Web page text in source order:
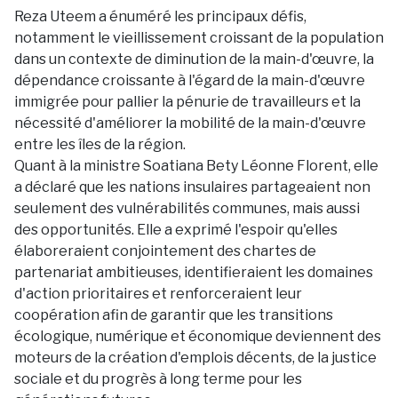
Reza Uteem a énuméré les principaux défis,
notamment le vieillissement croissant de la population
dans un contexte de diminution de la main-d'œuvre, la
dépendance croissante à l'égard de la main-d'œuvre
immigrée pour pallier la pénurie de travailleurs et la
nécessité d'améliorer la mobilité de la main-d'œuvre
entre les îles de la région.
Quant à la ministre Soatiana Bety Léonne Florent, elle
a déclaré que les nations insulaires partageaient non
seulement des vulnérabilités communes, mais aussi
des opportunités. Elle a exprimé l'espoir qu'elles
élaboreraient conjointement des chartes de
partenariat ambitieuses, identifieraient les domaines
d'action prioritaires et renforceraient leur
coopération afin de garantir que les transitions
écologique, numérique et économique deviennent des
moteurs de la création d'emplois décents, de la justice
sociale et du progrès à long terme pour les